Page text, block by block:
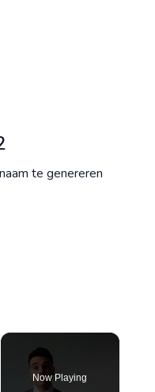
te genereren
Now Playing